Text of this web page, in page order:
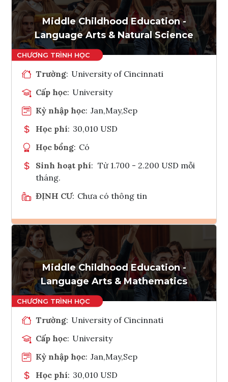
Tham vấn Interlink
Middle Childhood Education -
Language Arts & Natural Science
Trường: University of Cincinnati
Cấp học: University
Kỳ nhập học: Jan,May,Sep
Học phí: 30,010 USD
Học bổng: Có
Sinh hoạt phí: Từ 1.700 - 2.200 USD mỗi
tháng.
ĐỊNH CƯ: Chưa có thông tin
Ghi danh
Tham vấn Interlink
Middle Childhood Education -
Language Arts & Mathematics
Trường: University of Cincinnati
Cấp học: University
Kỳ nhập học: Jan,May,Sep
Học phí: 30,010 USD